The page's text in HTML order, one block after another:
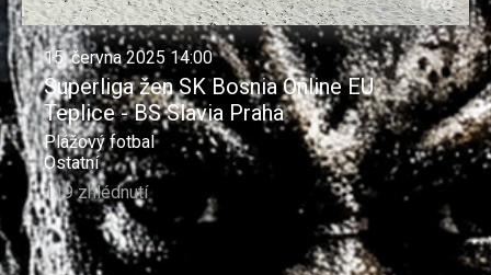
15. června 2025 14:00
Superliga žen SK Bosnia Online EU
Teplice - BS Slavia Praha
Plážový fotbal
Ostatní
119 zhlédnutí